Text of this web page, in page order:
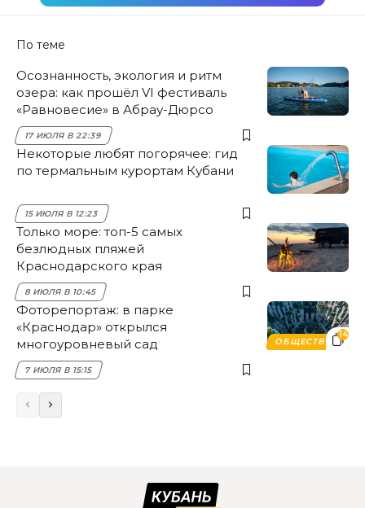
По теме
Осознанность, экология и ритм
озера: как прошёл VI фестиваль
«Равновесие» в Абрау-Дюрсо
17 ИЮЛЯ В 22:39
Некоторые любят погорячее: гид
по термальным курортам Кубани
15 ИЮЛЯ В 12:23
Только море: топ-5 самых
безлюдных пляжей
Краснодарского края
8 ИЮЛЯ В 10:45
14
ОБЩЕСТВО
Фоторепортаж: в парке
«Краснодар» открылся
многоуровневый сад
7 ИЮЛЯ В 15:15